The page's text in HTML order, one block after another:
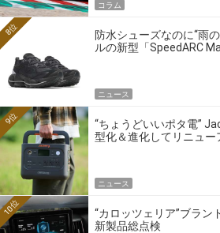
コラム
防水シューズなのに“雨
ルの新型「SpeedARC
8位
ニュース
“ちょうどいいポタ電”
型化＆進化してリニュー
9位
ニュース
“カロッツェリア”ブラ
新製品総点検
10位